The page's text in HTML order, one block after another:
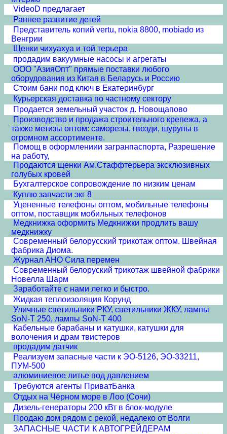
VideoD предлагает
Раннее развитие детей
Представитель копий vertu, nokia 8800, mobiado из
Венгрии
Щенки чихуахуа и той терьера
продадим вакуумные насосы и агрегаты
ООО "АзияОпт" прямые поставки любого
оборудования из Китая в Беларусь и Россию
Стоим бани под ключ в Екатеринбург
Курьерская доставка по частному сектору
Продается земельный участок д. Новощапово
Производство и продажа строительного крепежа, а
также метизы оптом: саморезы, гвозди, шурупы в
огромном ассортименте.
Помощ в оформлениии загранпаспорта, Разрешение
на работу,
Продаются щенки Ам.Стаффтерьера эксклюзивных
голубых кровей
Бухгалтерское сопровождение по низким ценам
Куплю запчасти экг 8
Уцененные телефоны оптом, мобильные телефоны
оптом, поставщик мобильных телефонов
Медкнижка оформить Медкнижки продлить вашу
медкнижку
Современный белорусский трикотаж оптом. Швейная
фабрика Диома.
Журнал АНО Сила перемен
Современный белоруский трикотаж швейной фабрики
Новелла Шарм
Заработайте с нами легко и быстро.
Жидкая теплоизоляция Корунд
Уличные светильники РКУ, светильники ЖКУ, лампы
SoN-T 250, лампы SoN-T 400
Кабельные барабаны и катушки, катушки для
волочения и драм твистеров
продадим датчик
Реализуем запасные части к ЭО-5126, ЭО-33211,
ПУМ-500
алюминиевое литье под давлением
Требуются агенты ПриватБанка
Отдых на Чёрном море в Лоо (Сочи)
Дизель-генераторы 200 кВт в блок-модуле
Продаю дом рядом с рекой, недалеко от Волги
ЗАПАСНЫЕ ЧАСТИ К АВТОГРЕЙДЕРАМ